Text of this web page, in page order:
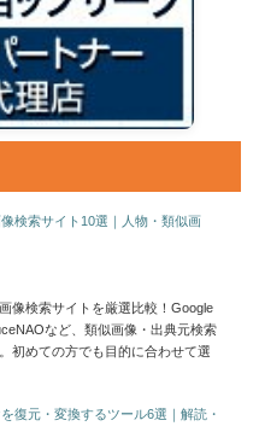
像検索サイト10選｜人物・類似画
像検索サイトを厳選比較！Google
など、類似画像・出典元検索
初めての方でも目的に合わせて選
復元・変換するツール6選｜解読・